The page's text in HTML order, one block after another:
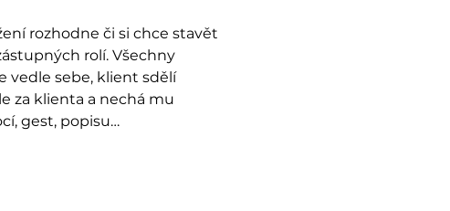
rozhodne či si chce stavět
rolí. Všechny
vedle sebe, klient sdělí
za klienta a nechá mu
gest, popisu…